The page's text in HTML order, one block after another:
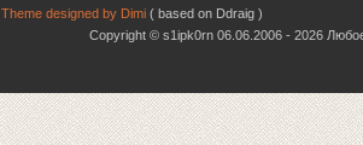
Theme designed by Dimi ( based on Ddraig )
Copyright © s1ipk0rn 06.06.2006 - 2026